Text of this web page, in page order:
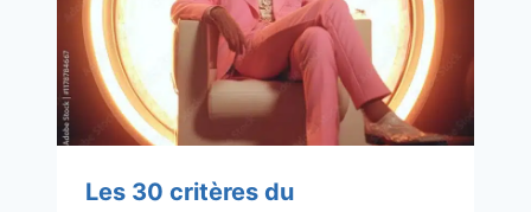
Les 30 critères du